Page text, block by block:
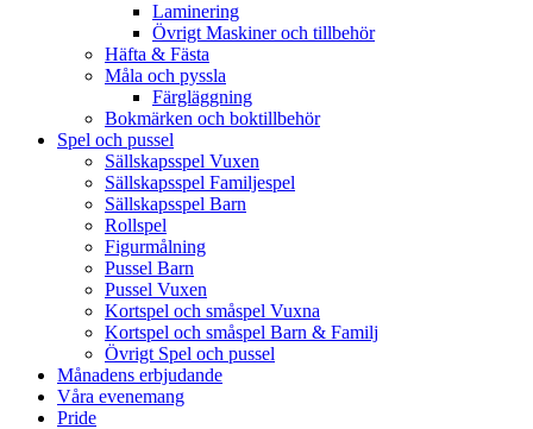
Laminering
Övrigt Maskiner och tillbehör
Häfta & Fästa
Måla och pyssla
Färgläggning
Bokmärken och boktillbehör
Spel och pussel
Sällskapsspel Vuxen
Sällskapsspel Familjespel
Sällskapsspel Barn
Rollspel
Figurmålning
Pussel Barn
Pussel Vuxen
Kortspel och småspel Vuxna
Kortspel och småspel Barn & Familj
Övrigt Spel och pussel
Månadens erbjudande
Våra evenemang
Pride